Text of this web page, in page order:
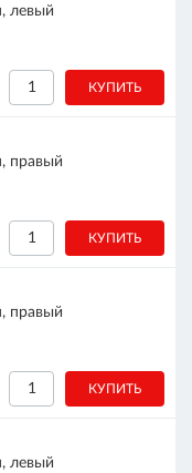
левый
правый
правый
левый